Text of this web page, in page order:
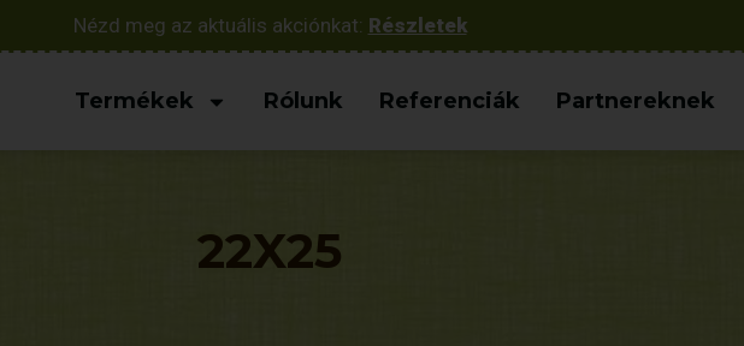
Nézd meg az aktuális akciónkat: Részletek
Termékek Rólunk Referenciák Partnereknek
22X25